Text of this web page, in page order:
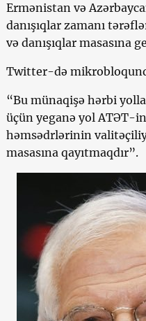
Ermənistan və
danışıqlar zamanı
və danışıqlar masasına
Twitter-də
“Bu münaqişə hərbi
üçün yeganə yol ATƏT-
həmsədrlərinin
masasına qayıtmaqdır”.